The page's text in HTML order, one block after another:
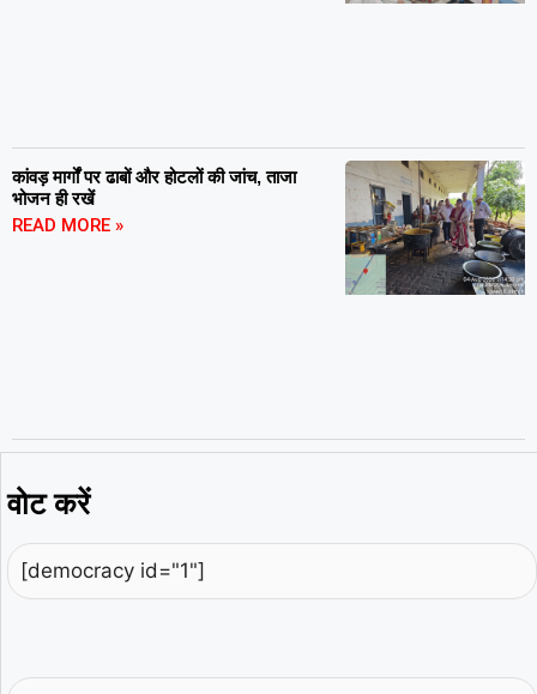
कांवड़ मार्गों पर ढाबों और होटलों की जांच, ताजा
भोजन ही रखें
READ MORE »
वोट करें
[democracy id="1"]